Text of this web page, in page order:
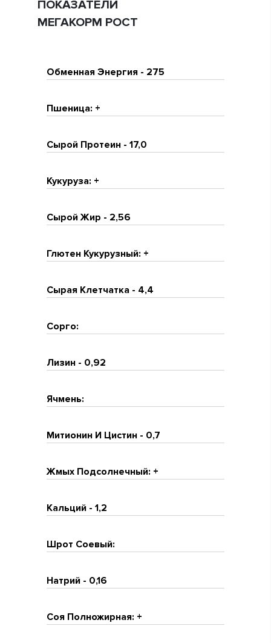
ПОКАЗАТЕЛИ
МЕГАКОРМ РОСТ
Обменная Энергия - 275
Пшеница: +
Сырой Протеин - 17,0
Кукуруза: +
Сырой Жир - 2,56
Глютен Кукурузный: +
Сырая Клетчатка - 4,4
Сорго:
Лизин - 0,92
Ячмень:
Митионин И Цистин - 0,7
Жмых Подсолнечный: +
Кальций - 1,2
Шрот Соевый:
Натрий - 0,16
Соя Полножирная: +